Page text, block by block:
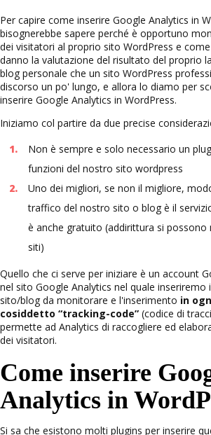
Per capire come inserire Google Analytics in
bisognerebbe sapere perché è opportuno
dei visitatori al proprio sito WordPress e
danno la valutazione del risultato del proprio
blog personale che un sito WordPress
discorso un po' lungo, e allora lo diamo per
inserire Google Analytics in WordPress.
Iniziamo col partire da due precise
Non è sempre e solo necessario un
funzioni del nostro sito wordpress
Uno dei migliori, se non il migliore,
traffico del nostro sito o blog è il
è anche gratuito (addirittura si
siti)
Quello che ci serve per iniziare è un account
nel sito Google Analytics nel quale
sito/blog da monitorare e l'inserimento in
cosiddetto “tracking-code” (codice di
permette ad Analytics di raccogliere ed
dei visitatori.
Come inserire
Analytics in
Si sa che esistono molti plugins per inserire